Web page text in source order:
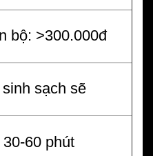
bộ: >300.000đ
sinh sạch sẽ
30-60 phút